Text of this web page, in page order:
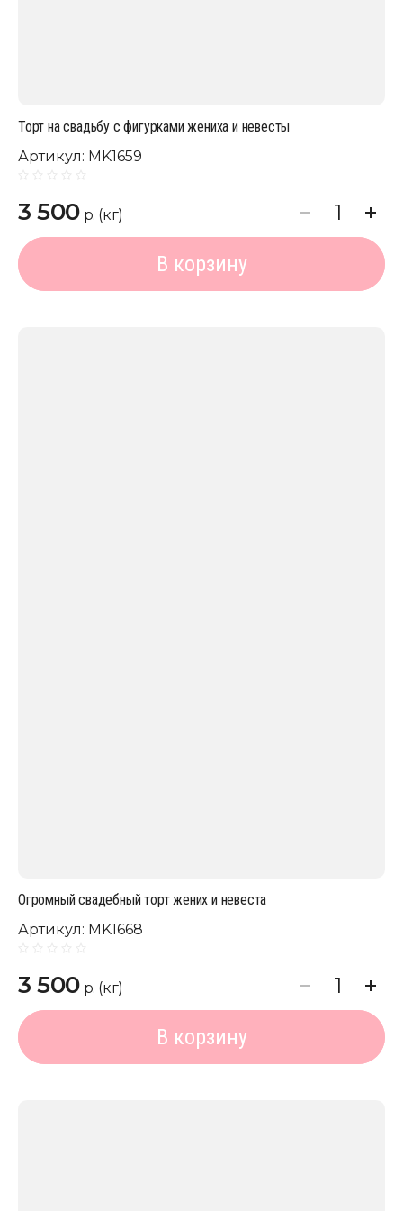
Торт на свадьбу с фигурками жениха и невесты
Артикул: MK1659
3 500 р. (кг)
В корзину
Огромный свадебный торт жених и невеста
Артикул: MK1668
3 500 р. (кг)
В корзину